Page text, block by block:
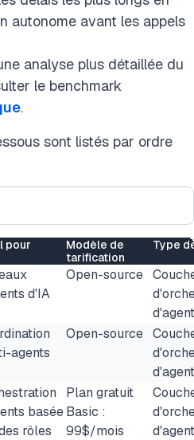
autonome avant les appels
analyse plus détaillée du
le benchmark
.
sont listés par ordre
pour
Modèle de
tarification
Type
d'IA
Open-source
agents
Open-source
basée
rôles
Plan gratuit
Basic :
99$/mois